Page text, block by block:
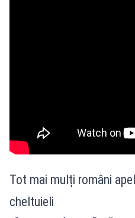
Tot mai mulți români
cheltuieli